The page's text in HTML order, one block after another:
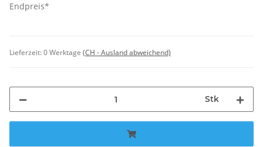
Endpreis*
Lieferzeit:0 Werktage (CH - Ausland abweichend)
Stk